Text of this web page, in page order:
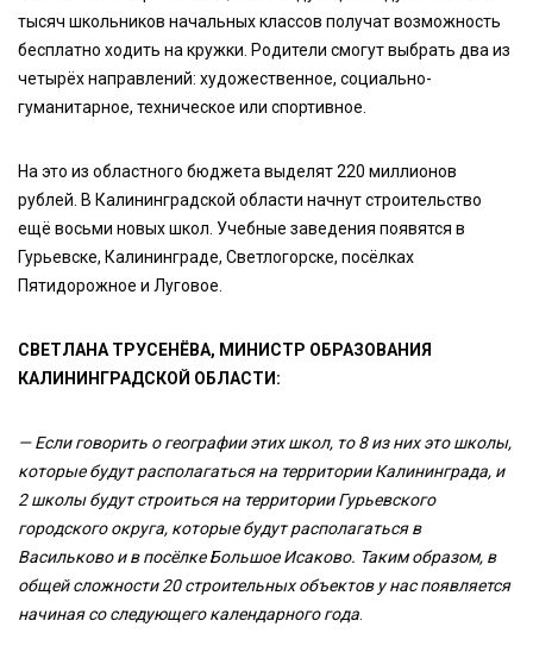
тысяч школьников начальных классов получат возможность
бесплатно ходить на кружки. Родители смогут выбрать два из
четырёх направлений: художественное, социально-
гуманитарное, техническое или спортивное.
На это из областного бюджета выделят 220 миллионов
рублей. В Калининградской области начнут строительство
ещё восьми новых школ. Учебные заведения появятся в
Гурьевске, Калининграде, Светлогорске, посёлках
Пятидорожное и Луговое.
СВЕТЛАНА ТРУСЕНЁВА, МИНИСТР ОБРАЗОВАНИЯ
КАЛИНИНГРАДСКОЙ ОБЛАСТИ:
— Если говорить о географии этих школ, то 8 из них это школы,
которые будут располагаться на территории Калининграда, и
2 школы будут строиться на территории Гурьевского
городского округа, которые будут располагаться в
Васильково и в посёлке Большое Исаково. Таким образом, в
общей сложности 20 строительных объектов у нас появляется
начиная со следующего календарного года